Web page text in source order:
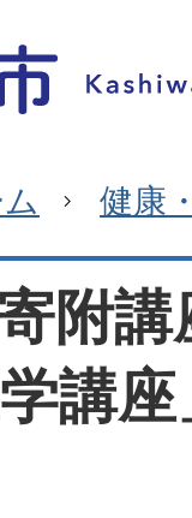
健康
附
講